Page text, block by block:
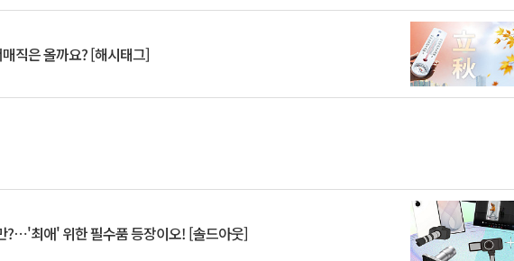
직은 올까요? [해시태그]
?⋯'최애' 위한 필수품 등장이오! [솔드아웃]